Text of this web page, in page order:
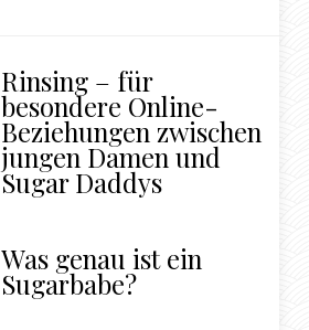
Rinsing – für
besondere Online-
Beziehungen zwischen
jungen Damen und
Sugar Daddys
Was genau ist ein
Sugarbabe?